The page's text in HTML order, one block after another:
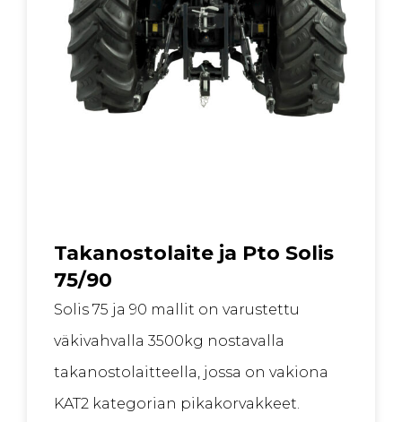
Takanostolaite ja Pto Solis
75/90
Solis 75 ja 90 mallit on varustettu
väkivahvalla 3500kg nostavalla
takanostolaitteella, jossa on vakiona
KAT2 kategorian pikakorvakkeet.